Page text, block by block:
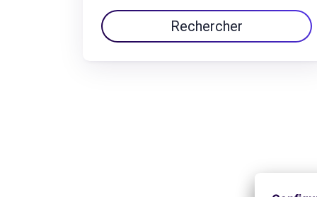
Rechercher